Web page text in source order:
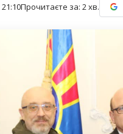
Прочитаєте за: 2хв.